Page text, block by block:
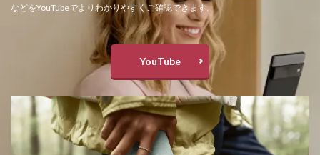
などをYouTubeでよりわかりやすくご確認できます。
YouTube